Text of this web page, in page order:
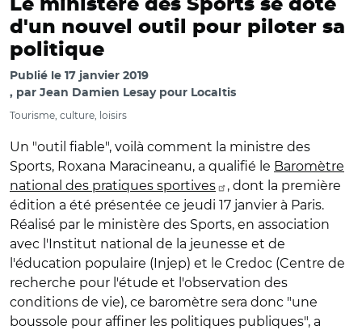
Le ministère des Sports se dote
d'un nouvel outil pour piloter sa
politique
Publié le 17 janvier 2019
par Jean Damien Lesay pour Localtis
Tourisme, culture, loisirs
Un "outil fiable", voilà comment la ministre des
Sports, Roxana Maracineanu, a qualifié le Baromètre
national des pratiques sportives
, dont la première
édition a été présentée ce jeudi 17 janvier à Paris.
Réalisé par le ministère des Sports, en association
avec l'Institut national de la jeunesse et de
l'éducation populaire (Injep) et le Credoc (Centre de
recherche pour l'étude et l'observation des
conditions de vie), ce baromètre sera donc "une
boussole pour affiner les politiques publiques", a